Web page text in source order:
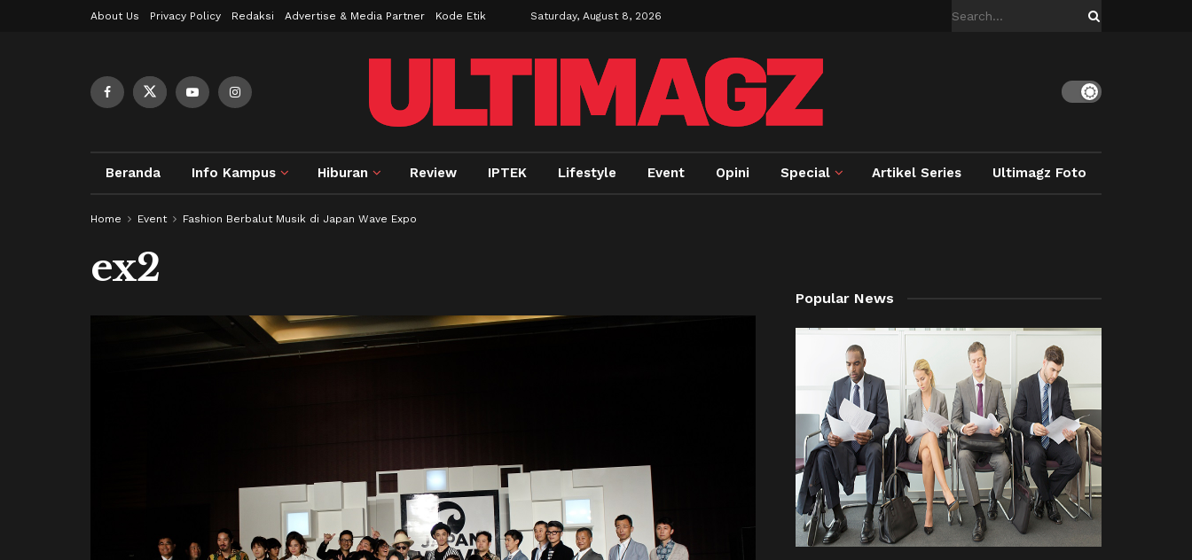
About Us Privacy Policy Redaksi Advertise & Media Partner Kode Etik Saturday, August 8, 2026
Beranda Info Kampus Hiburan Review IPTEK Lifestyle Event Opini Special Artikel Series Ultimagz Foto
Home Event Fashion Berbalut Musik di Japan Wave Expo
ex2
Popular News